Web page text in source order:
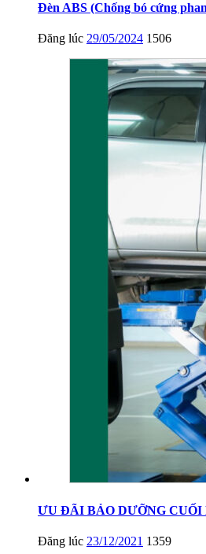
Đèn ABS (Chống bó cứng
Đăng lúc 29/05/2024 1506
ƯU ĐÃI BẢO DƯỠNG CUỐI
Đăng lúc 23/12/2021 1359